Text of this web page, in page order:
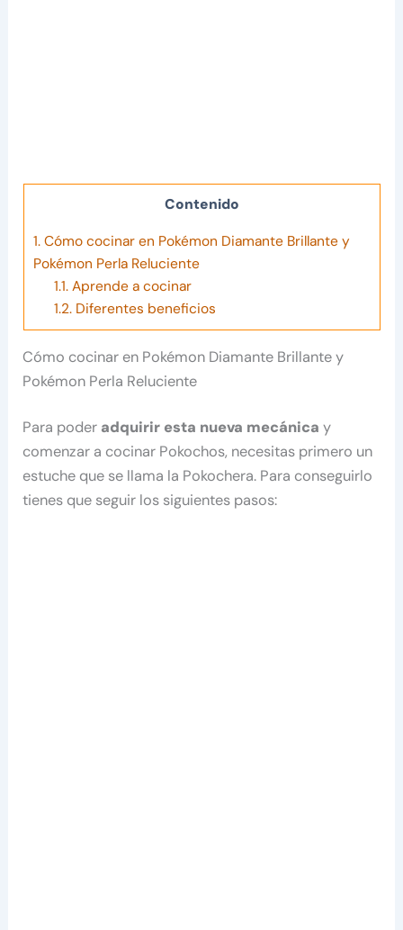
Contenido
1.Cómo cocinar en Pokémon Diamante Brillante y
Pokémon Perla Reluciente
1.1.Aprende a cocinar
1.2.Diferentes beneficios
Cómo cocinar en Pokémon Diamante Brillante y
Pokémon Perla Reluciente
Para poder adquirir esta nueva mecánicay
comenzar a cocinar Pokochos, necesitas primero un
estuche que se llama la Pokochera. Para conseguirlo
tienes que seguir los siguientes pasos: